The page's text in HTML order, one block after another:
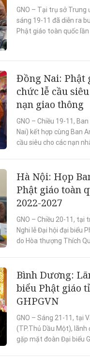
GNO – Tại trụ sở Trung
sáng 19-11 đã diễn ra
Phật giáo toàn quốc lần
Đồng Nai: Phật
chức lễ cầu
nạn giao thông
GNO – Chiều 19-11,
Nai) kết hợp cùng Ban
cầu siêu cho các nạn
Hà Nội: Họp
Phật giáo toàn
2022-2027
GNO – Chiều 20-11, tại
Nghi lễ Đại hội đại biểu
do Hòa thượng Thích
Bình Dương:
biểu Phật giáo
GHPGVN
GNO – Sáng 21-11, tại
(TP.Thủ Dầu Một),
gặp mặt đoàn Đại biểu